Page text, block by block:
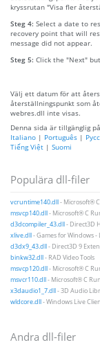
kryssrutan "Visa fler
Steg 4: Select a date to
recovery point that will
message did not appear.
Steg 5: Click the "Next"
Välj ett datum för att
återställningspunkt som
webres.dll inte visas.
Denna sida är tillgänglig
Italiano | Português |
Tiếng Việt | Suomi
Populära dll-filer
vcruntime140.dll- Microsoft®
msvcp140.dll- Microsoft® C
d3dcompiler_43.dll- Direct3D
xlive.dll- Games for Windows -
d3dx9_43.dll- Direct3D 9
binkw32.dll- RAD Video Tools
msvcp120.dll- Microsoft® C
msvcr110.dll- Microsoft® C
x3daudio1_7.dll- 3D Audio
wldcore.dll- Windows Live
Andra dll-filer